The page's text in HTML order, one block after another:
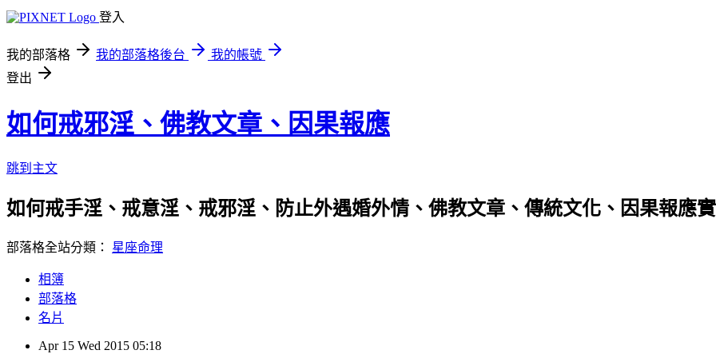
登入
我的部落格 我的部落格後台
我的帳號
登出
如何戒邪淫、佛教文章、因果報應
跳到主文
如何戒手淫、戒意淫、戒邪淫、防止外遇婚外情、佛教文章、傳統文化、因果報應
部落格全站分類： 星座命理
相簿
部落格
名片
Apr 15 Wed 2015 05:18